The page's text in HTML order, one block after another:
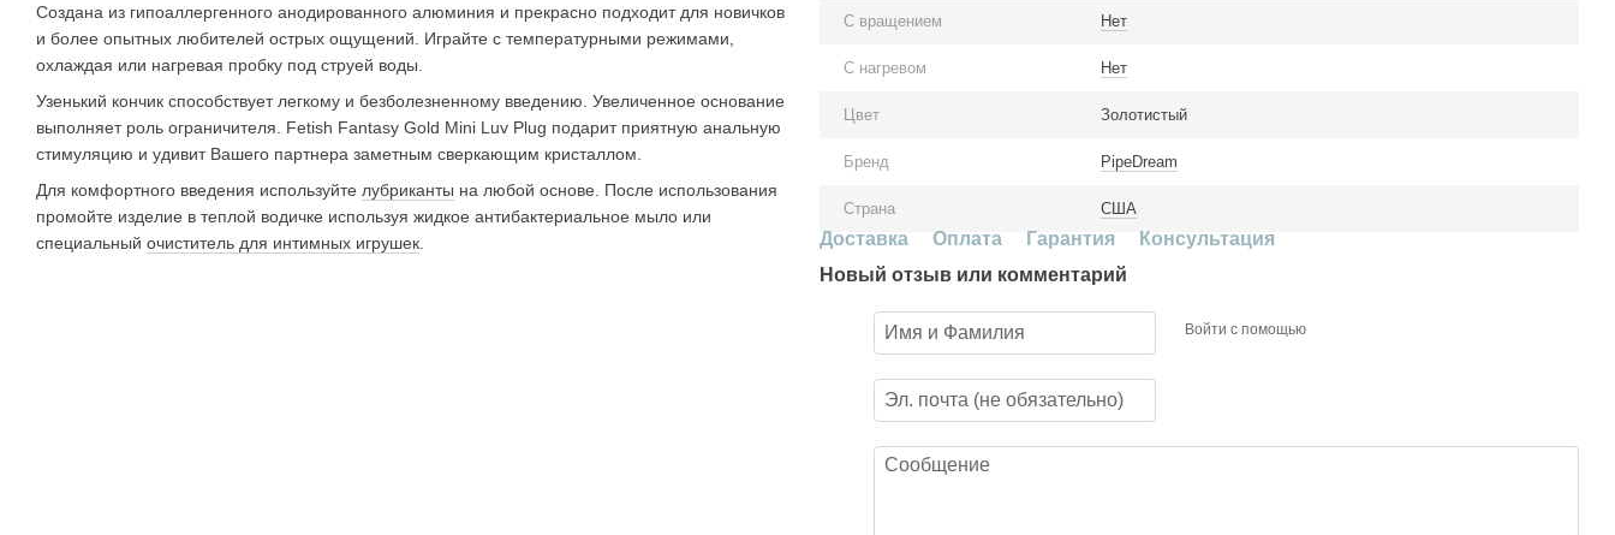
Создана из гипоаллергенного анодированного алюминия и прекрасно подходит для новичков
и более опытных любителей острых ощущений. Играйте с температурными режимами,
охлаждая или нагревая пробку под струей воды.
Узенький кончик способствует легкому и безболезненному введению. Увеличенное основание
выполняет роль ограничителя. Fetish Fantasy Gold Mini Luv Plug подарит приятную анальную
стимуляцию и удивит Вашего партнера заметным сверкающим кристаллом.
Для комфортного введения используйте лубриканты на любой основе. После использования
промойте изделие в теплой водичке используя жидкое антибактериальное мыло или
специальный очиститель для интимных игрушек.
С вращением Нет
С нагревом Нет
Цвет Золотистый
Бренд PipeDream
Страна США
Доставка Оплата Гарантия
Консультация
Новый отзыв или комментарий
Войти с помощью